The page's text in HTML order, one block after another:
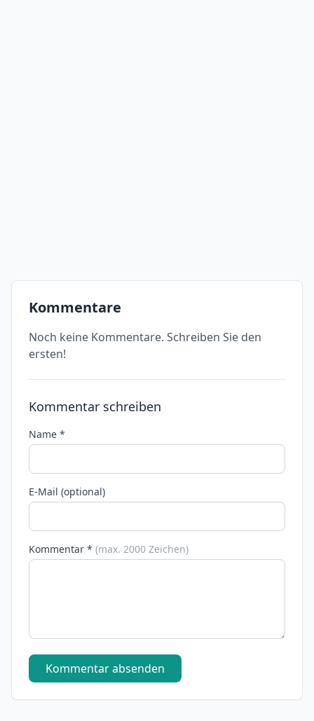
Kommentare
Noch keine Kommentare. Schreiben Sie den
ersten!
Kommentar schreiben
Name *
E-Mail (optional)
Kommentar * (max. 2000 Zeichen)
Kommentar absenden